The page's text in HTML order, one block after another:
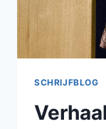
SCHRIJFBLOG